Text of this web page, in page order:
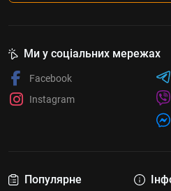
Популярне
Ми у соціальних мережах
Facebook
Instagram